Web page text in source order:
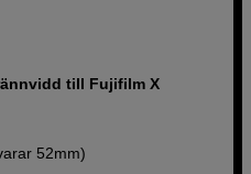
till Fujifilm X
52mm)